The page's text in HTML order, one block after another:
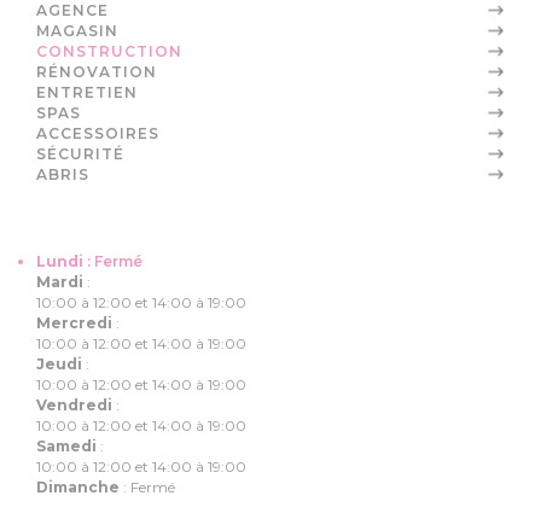
AGENCE
MAGASIN
CONSTRUCTION
RÉNOVATION
ENTRETIEN
SPAS
ACCESSOIRES
SÉCURITÉ
ABRIS
Lundi : Fermé
Mardi :
10:00 à 12:00 et 14:00 à 19:00
Mercredi :
10:00 à 12:00 et 14:00 à 19:00
Jeudi :
10:00 à 12:00 et 14:00 à 19:00
Vendredi :
10:00 à 12:00 et 14:00 à 19:00
Samedi :
10:00 à 12:00 et 14:00 à 19:00
Dimanche : Fermé